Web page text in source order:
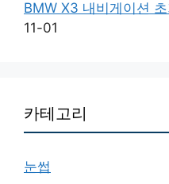
BMW X3 내비게이션
11-01
카테고리
눈썹